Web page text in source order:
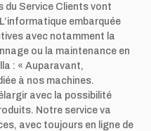
du Service Clients vont
embarquée
avec notamment la
ou la maintenance en
: « Auparavant,
à nos machines.
avec la possibilité
Notre service va
avec toujours en ligne de